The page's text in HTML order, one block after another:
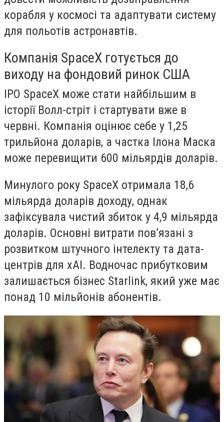
корабля у космосі та адаптувати систему
для польотів астронавтів.
Компанія SpaceX готується до
виходу на фондовий ринок США
IPO SpaceX може стати найбільшим в
історії Волл-стріт і стартувати вже в
червні. Компанія оцінює себе у 1,25
трильйона доларів, а частка Ілона Маска
може перевищити 600 мільярдів доларів.
Минулого року SpaceX отримала 18,6
мільярда доларів доходу, однак
зафіксувала чистий збиток у 4,9 мільярда
доларів. Основні витрати пов’язані з
розвитком штучного інтелекту та дата-
центрів для xAI. Водночас прибутковим
залишається бізнес Starlink, який уже має
понад 10 мільйонів абонентів.